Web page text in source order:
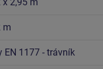
m
EN 1177 - trávník